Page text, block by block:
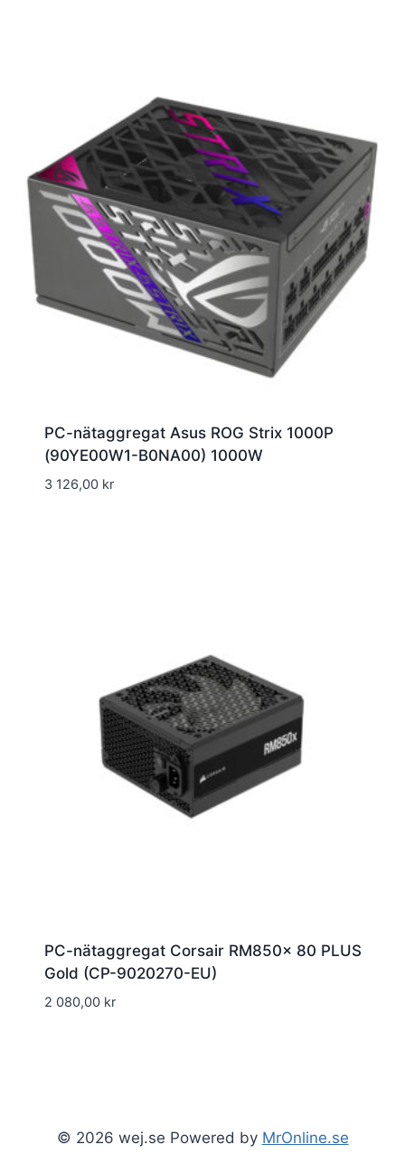
PC-nätaggregat Asus ROG Strix 1000P
(90YE00W1-B0NA00) 1000W
3 126,00 kr
PC-nätaggregat Corsair RM850x 80 PLUS
Gold (CP-9020270-EU)
2 080,00 kr
© 2026 wej.se Powered by MrOnline.se